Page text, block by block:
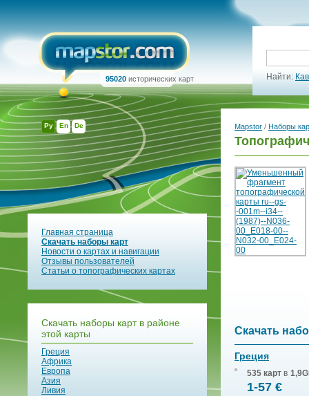
Ру En De
95020 исторических карт Найти:
Главная страница
Скачать наборы карт
Новости о картах и навигации
Отзывы пользователей
Статьи о топографических картах
Скачать наборы карт в районе
этой карты
Греция
Африка
Европа
Азия
Ливия
Mapstor / Наборы
Скачать
Греция
535 карт в
1-57 €